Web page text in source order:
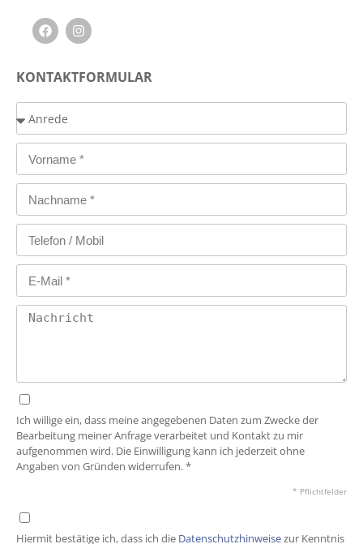
KONTAKTFORMULAR
Ich willige ein, dass meine angegebenen Daten zum Zwecke der
Bearbeitung meiner Anfrage verarbeitet und Kontakt zu mir
aufgenommen wird. Die Einwilligung kann ich jederzeit ohne
Angaben von Gründen widerrufen. *
* Pflichtfelder
Hiermit bestätige ich, dass ich die Datenschutzhinweisezur Kenntnis